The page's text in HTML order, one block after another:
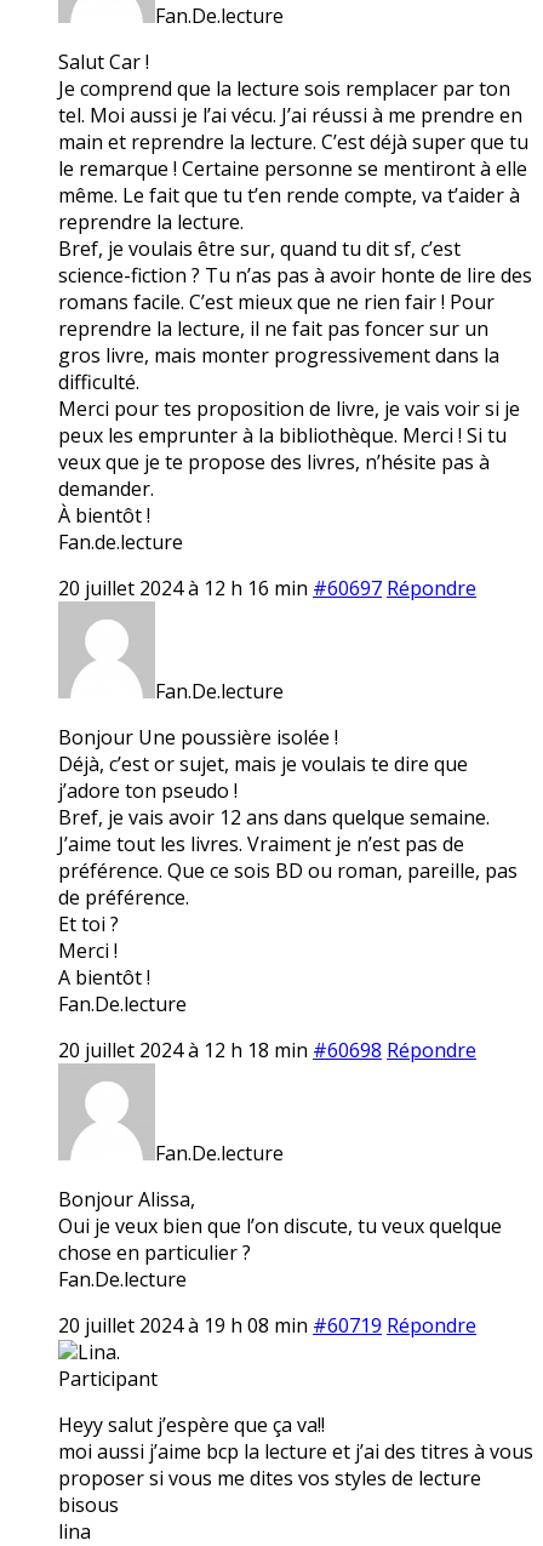
Fan.De.lecture
Salut Car !
Je comprend que la lecture sois remplacer par ton
tel. Moi aussi je l’ai vécu. J’ai réussi à me prendre en
main et reprendre la lecture. C’est déjà super que tu
le remarque ! Certaine personne se mentiront à elle
même. Le fait que tu t’en rende compte, va t’aider à
reprendre la lecture.
Bref, je voulais être sur, quand tu dit sf, c’est
science-fiction ? Tu n’as pas à avoir honte de lire des
romans facile. C’est mieux que ne rien fair ! Pour
reprendre la lecture, il ne fait pas foncer sur un
gros livre, mais monter progressivement dans la
difficulté.
Merci pour tes proposition de livre, je vais voir si je
peux les emprunter à la bibliothèque. Merci ! Si tu
veux que je te propose des livres, n’hésite pas à
demander.
À bientôt !
Fan.de.lecture
20 juillet 2024 à 12 h 16 min #60697 Répondre
Fan.De.lecture
Bonjour Une poussière isolée !
Déjà, c’est or sujet, mais je voulais te dire que
j’adore ton pseudo !
Bref, je vais avoir 12 ans dans quelque semaine.
J’aime tout les livres. Vraiment je n’est pas de
préférence. Que ce sois BD ou roman, pareille, pas
de préférence.
Et toi ?
Merci !
A bientôt !
Fan.De.lecture
20 juillet 2024 à 12 h 18 min #60698 Répondre
Fan.De.lecture
Bonjour Alissa,
Oui je veux bien que l’on discute, tu veux quelque
chose en particulier ?
Fan.De.lecture
20 juillet 2024 à 19 h 08 min #60719 Répondre
Lina.
Participant
Heyy salut j’espère que ça va!!
moi aussi j’aime bcp la lecture et j’ai des titres à vous
proposer si vous me dites vos styles de lecture
bisous
lina